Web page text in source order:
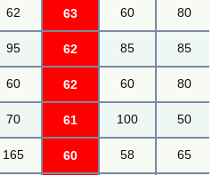
62 63 60 80
95 62 85 85
60 62 60 80
70 61 100 50
165 60 58 65